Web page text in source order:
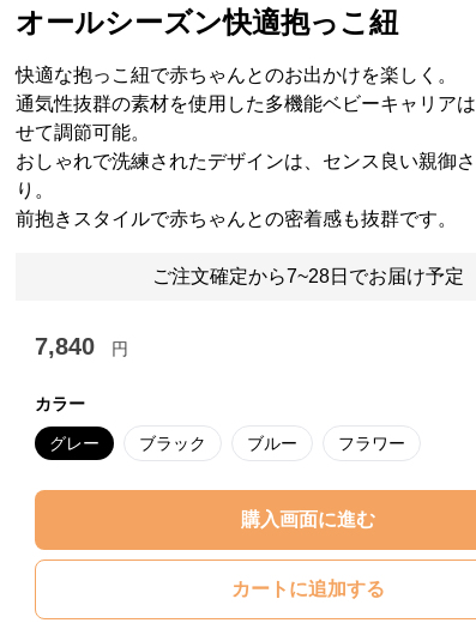
オールシーズン快適抱っこ紐
快適な抱っこ紐で赤ちゃんとのお出かけを楽しく。
通気性抜群の素材を使用した多機能ベビーキャリア
せて調節可能。
おしゃれで洗練されたデザインは、センス良い親御
り。
前抱きスタイルで赤ちゃんとの密着感も抜群です。
ご注文確定から7~28日でお届け予定
7,840 円
カラー
グレー ブラック ブルー フラワー
購入画面に進む
カートに追加する